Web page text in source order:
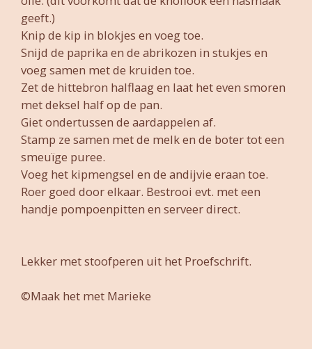
geeft.)
Knip de kip in blokjes en voeg toe.
Snijd de paprika en de abrikozen in stukjes en
voeg samen met de kruiden toe.
Zet de hittebron halflaag en laat het even smoren
met deksel half op de pan.
Giet ondertussen de aardappelen af.
Stamp ze samen met de melk en de boter tot een
smeuïge puree.
Voeg het kipmengsel en de andijvie eraan toe.
Roer goed door elkaar. Bestrooi evt. met een
handje pompoenpitten en serveer direct.
Lekker met stoofperen uit het Proefschrift.
©Maak het met Marieke